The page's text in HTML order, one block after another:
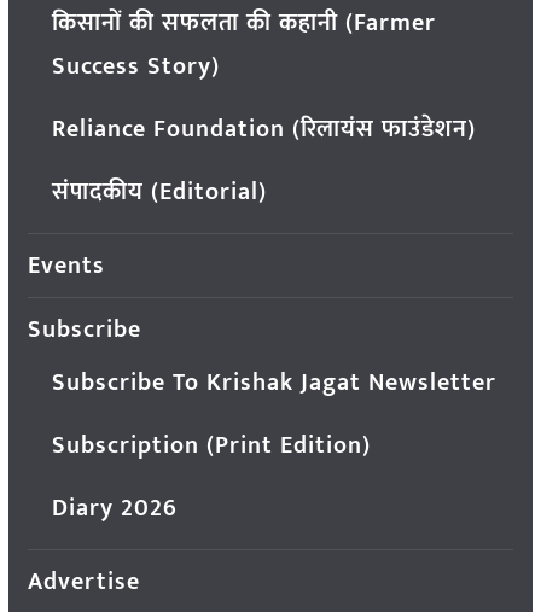
किसानों की सफलता की कहानी (Farmer
Success Story)
Reliance Foundation (रिलायंस फाउंडेशन)
संपादकीय (Editorial)
Events
Subscribe
Subscribe To Krishak Jagat Newsletter
Subscription (Print Edition)
Diary 2026
Advertise